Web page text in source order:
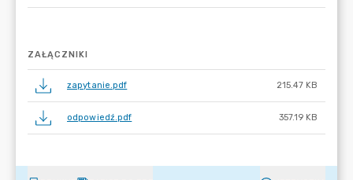
ZAŁĄCZNIKI
zapytanie.pdf 215.47 KB
odpowiedź.pdf 357.19 KB